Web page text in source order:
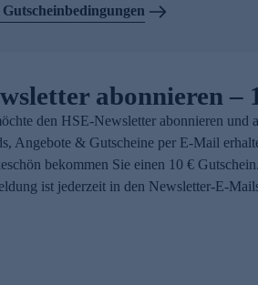
abonnieren –
den HSE-Newsletter abonnieren und
Angebote & Gutscheine per E-Mail
bekommen Sie einen 10 €
ist jederzeit in den Newsletter-E-